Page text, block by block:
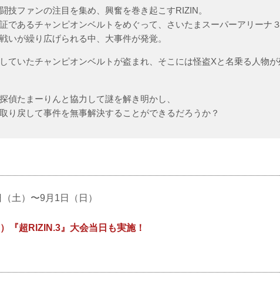
技ファンの注目を集め、興奮を巻き起こすRIZIN。
であるチャンピオンベルトをめぐって、さいたまスーパーアリーナ
いが繰り広げられる中、大事件が発覚。
ていたチャンピオンベルトが盗まれ、そこには怪盗Xと名乗る人物
偵たまーりんと協力して謎を解き明かし、
り戻して事件を無事解決することができるだろうか？
土）〜9月1日（日）
『超RIZIN.3』大会当日も実施！